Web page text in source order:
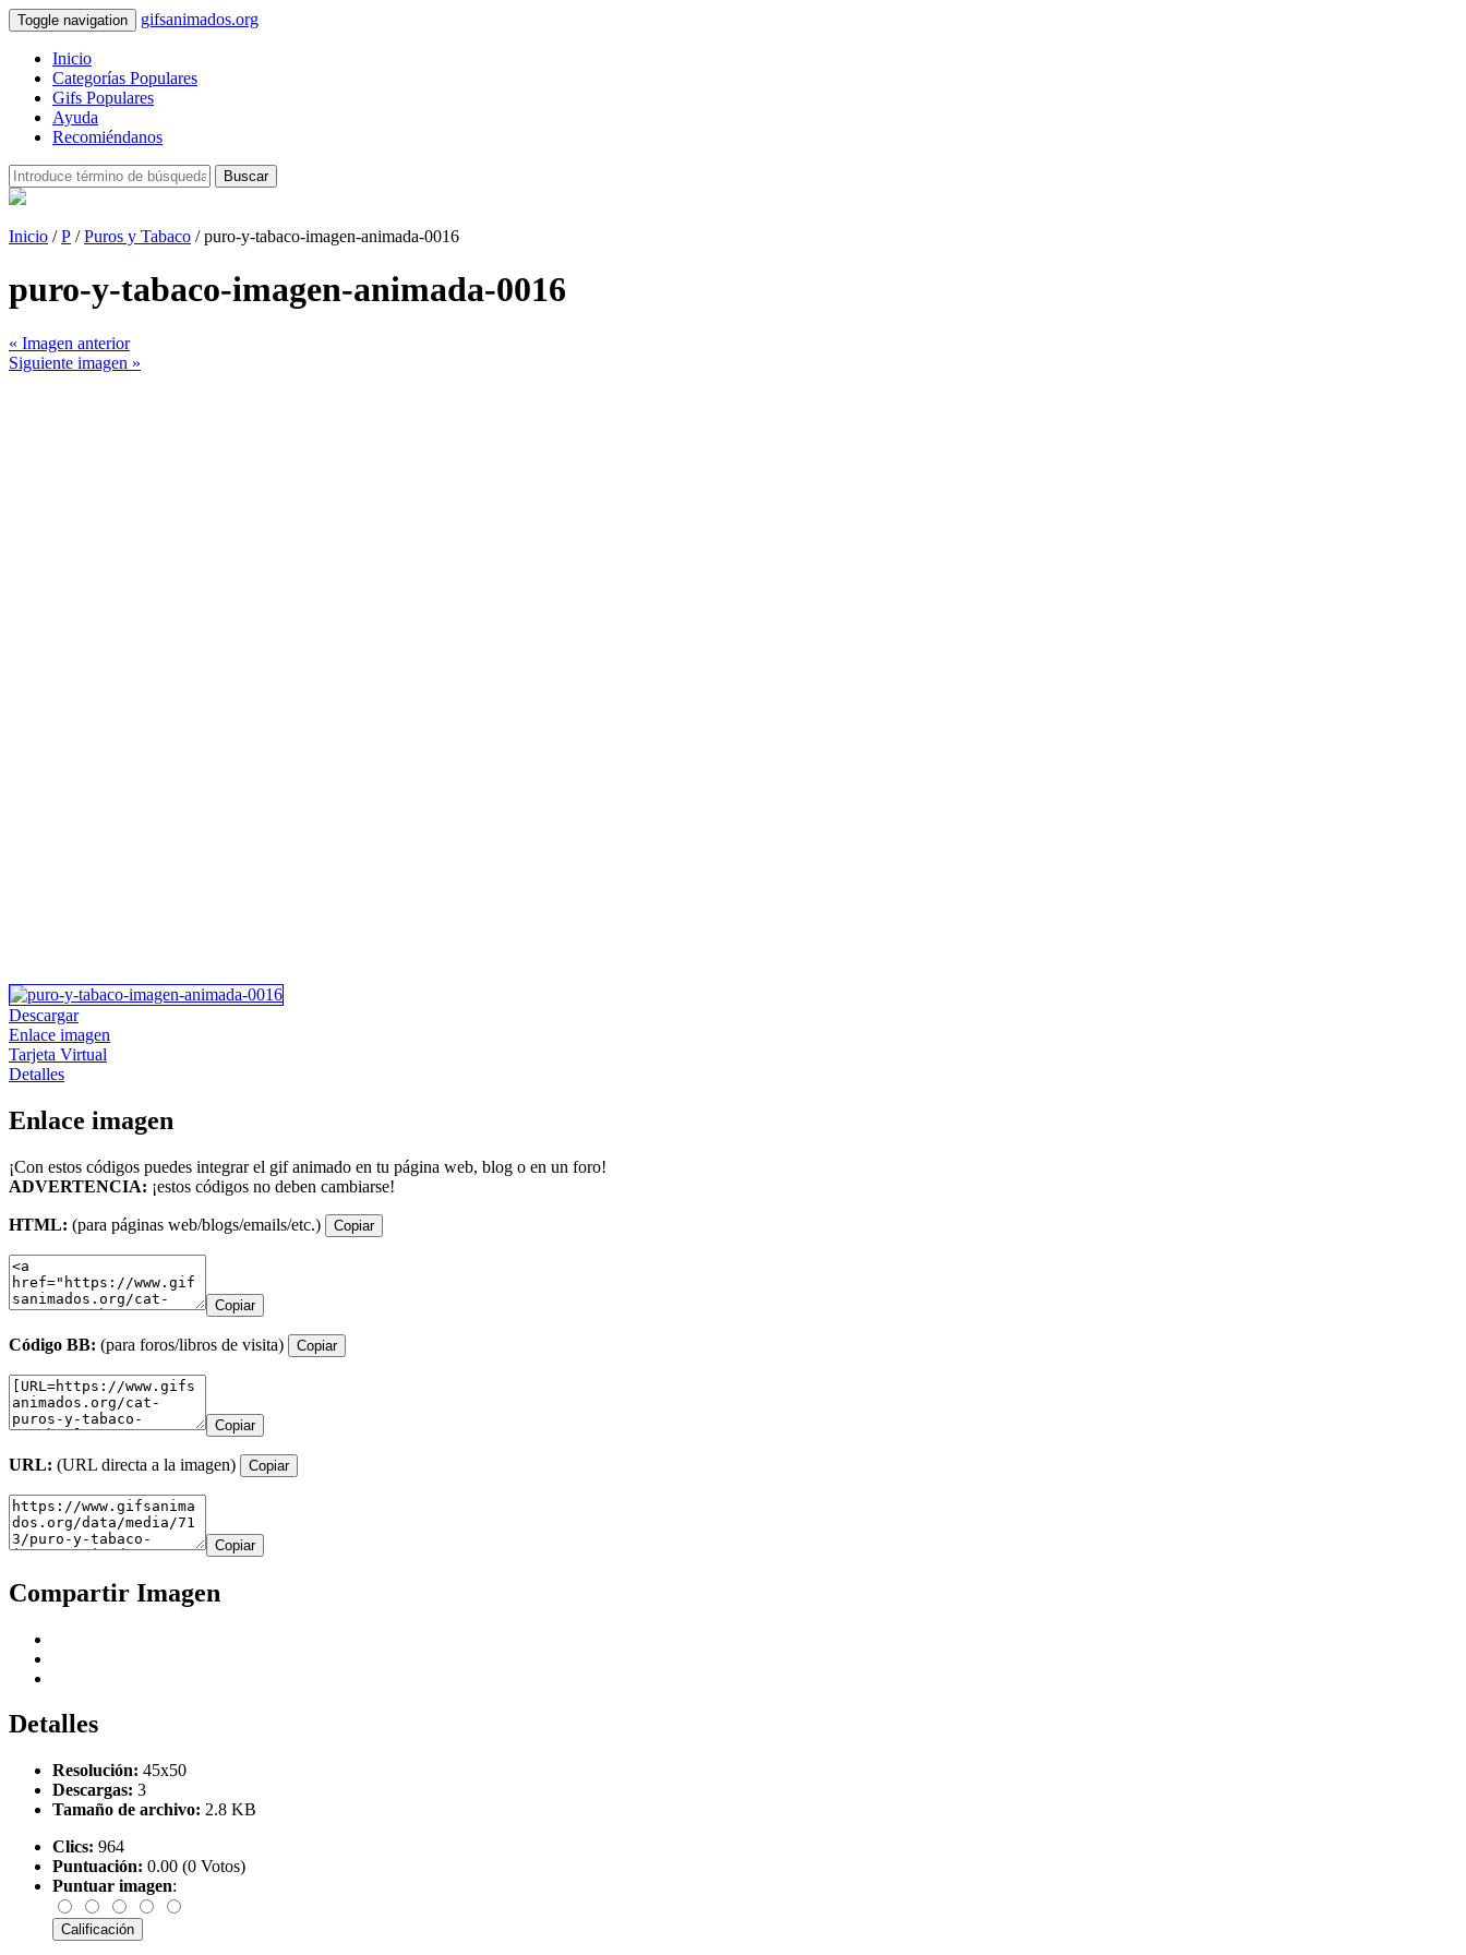
Toggle navigation gifsanimados.org
Inicio
Categorías Populares
Gifs Populares
Ayuda
Recomiéndanos
Buscar
Inicio /P /Puros y Tabaco / puro-y-tabaco-imagen-animada-0016
puro-y-tabaco-imagen-animada-0016
« Imagen anterior
Siguiente imagen »
Descargar
Enlace imagen
Tarjeta Virtual
Detalles
Enlace imagen
¡Con estos códigos puedes integrar el gif animado en tu página web, blog o en un foro!
ADVERTENCIA: ¡estos códigos no deben cambiarse!
HTML: (para páginas web/blogs/emails/etc.) Copiar
Copiar
Código BB: (para foros/libros de visita) Copiar
Copiar
URL: (URL directa a la imagen) Copiar
Copiar
Compartir Imagen
Detalles
Resolución: 45x50
Descargas: 3
Tamaño de archivo: 2.8 KB
Clics: 964
Puntuación: 0.00 (0 Votos)
Puntuar imagen: